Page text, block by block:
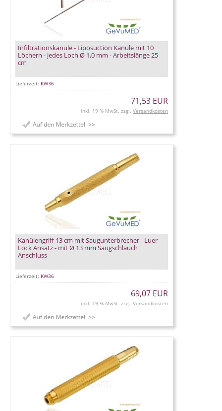
Infiltrationskanüle - Liposuction Kanüle mit 10
Löchern - jedes Loch Ø 1,0 mm - Arbeitslänge 25
cm
Lieferzeit: KW36
71,53 EUR
inkl. 19 % MwSt. zzgl. Versandkosten
Kanülengriff 13 cm mit Saugunterbrecher - Luer
Lock Ansatz - mit Ø 13 mm Saugschlauch
Anschluss
Lieferzeit: KW36
69,07 EUR
inkl. 19 % MwSt. zzgl. Versandkosten